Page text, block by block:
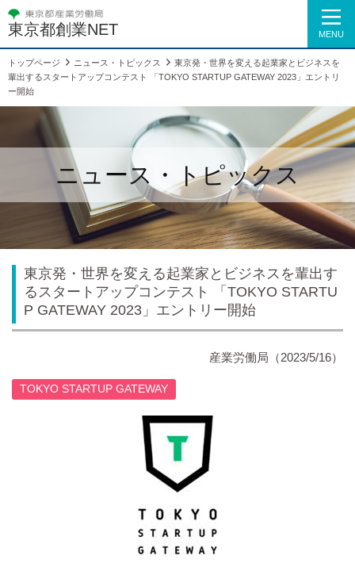
東京都創業NET MENU
トップページ ニュース・トピックス
東京発・世界を変える起業家とビジネスを
輩出するスタートアップコンテスト 「TOKYO STARTUP GATEWAY 2023」エントリ
ー開始
ニュース・トピックス
東京発・世界を変える起業家とビジネスを輩出す
るスタートアップコンテスト 「TOKYO STARTU
P GATEWAY 2023」エントリー開始
産業労働局（2023/5/16）
TOKYO STARTUP GATEWAY